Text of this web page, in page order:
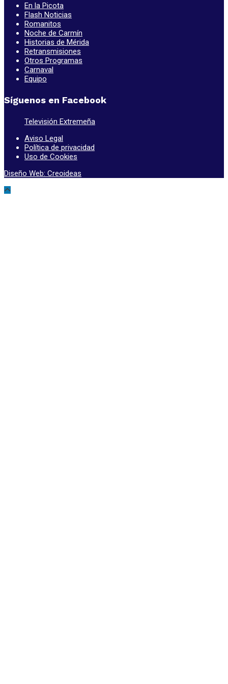
En la Picota
Flash Noticias
Romanitos
Noche de Carmín
Historias de Mérida
Retransmisiones
Otros Programas
Carnaval
Equipo
Síguenos en Facebook
Televisión Extremeña
Aviso Legal
Política de privacidad
Uso de Cookies
Diseño Web: Creoideas